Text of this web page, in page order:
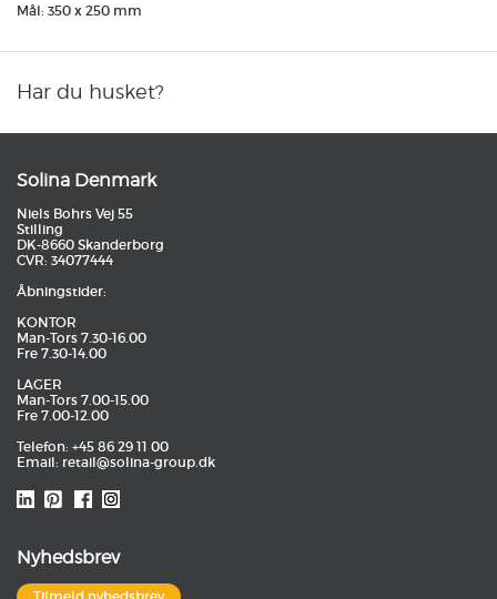
Mål: 350 x 250 mm
Har du husket?
Solina Denmark
Niels Bohrs Vej 55
Stilling
DK-8660 Skanderborg
CVR: 34077444
Åbningstider:
KONTOR
Man-Tors 7.30-16.00
Fre 7.30-14.00
LAGER
Man-Tors 7.00-15.00
Fre 7.00-12.00
Telefon: +45 86 29 11 00
Email: retail@solina-group.dk
Nyhedsbrev